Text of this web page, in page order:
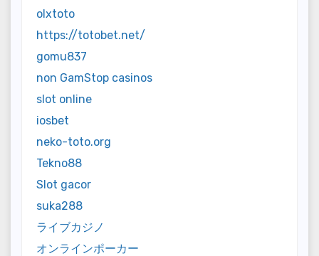
olxtoto
https://totobet.net/
gomu837
non GamStop casinos
slot online
iosbet
neko-toto.org
Tekno88
Slot gacor
suka288
ライブカジノ
オンラインポーカー